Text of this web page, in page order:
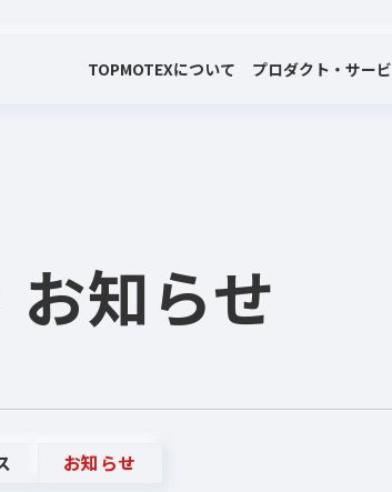
TOPMOTEXについて プロダクト・サー
お知らせ
お知らせ